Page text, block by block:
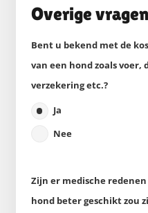
Overige
Bent u bekend met de
van een hond zoals
verzekering etc.?
Ja
Nee
Zijn er medische
hond beter geschikt zou